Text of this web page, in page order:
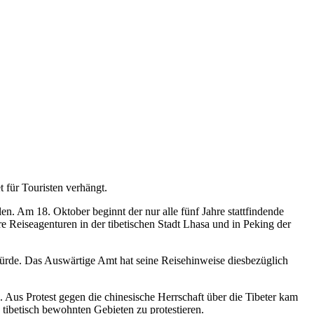
für Touristen verhängt.
Am 18. Oktober beginnt der nur alle fünf Jahre stattfindende
in der tibetischen Stadt Lhasa und in Peking der
Das Auswärtige Amt hat seine Reisehinweise diesbezüglich
Protest gegen die chinesische Herrschaft über die Tibeter kam
bewohnten Gebieten zu protestieren.